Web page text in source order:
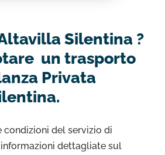
Silentina ?
un trasporto
Privata
condizioni del servizio di
dettagliate sul